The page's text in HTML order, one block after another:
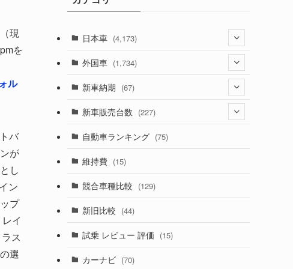
現
を
ル
バ
が
し
ン
プ
イ
ス
選
日本車 (4,173)
(1,321)
(329)
(526)
(357)
(328)
(194)
(230)
(253)
外国車 (1,734)
(188)
(242)
(85)
(84)
(14)
(222)
新車納期 (67)
(28)
(8)
(3)
(3)
(5)
新車販売台数 (227)
(21)
(5)
(7)
自動車ランキング (75)
維持費 (15)
競合車種比較 (129)
新旧比較 (44)
試乗 レビュー 評価 (15)
カーナビ (70)